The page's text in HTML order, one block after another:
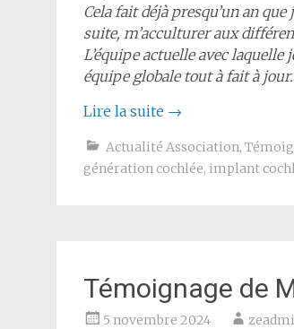
Cela fait déjà presqu’un an
suite, m’acculturer aux
L’équipe actuelle avec
équipe globale tout à fait à jour.
Lire la suite →
Actualité Association,
génération cochlée, implant
Témoignage de
5 novembre 2024